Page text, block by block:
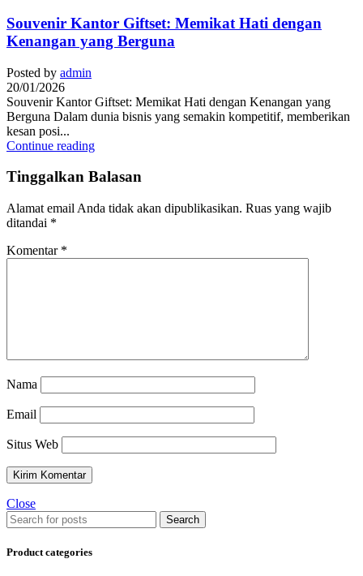
Souvenir Kantor Giftset: Memikat Hati dengan
Kenangan yang Berguna
Posted by admin
20/01/2026
Souvenir Kantor Giftset: Memikat Hati dengan Kenangan yang
Berguna Dalam dunia bisnis yang semakin kompetitif, memberikan
kesan posi...
Continue reading
Tinggalkan Balasan
Alamat email Anda tidak akan dipublikasikan. Ruas yang wajib
ditandai *
Komentar *
Nama
Email
Situs Web
Close
Search
Product categories